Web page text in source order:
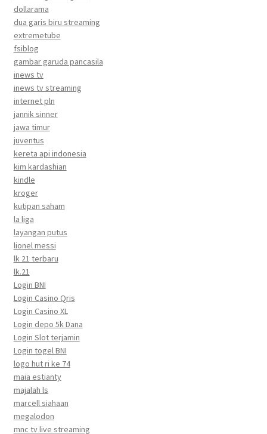
dollarama
dua garis biru streaming
extremetube
fsiblog
gambar garuda pancasila
inews tv
inews tv streaming
internet pln
jannik sinner
jawa timur
juventus
kereta api indonesia
kim kardashian
kindle
kroger
kutipan saham
la liga
layangan putus
lionel messi
lk 21 terbaru
lk.21
Login BNI
Login Casino Qris
Login Casino XL
Login depo 5k Dana
Login Slot terjamin
Login togel BNI
logo hut ri ke 74
maia estianty
majalah ls
marcell siahaan
megalodon
mnc tv live streaming